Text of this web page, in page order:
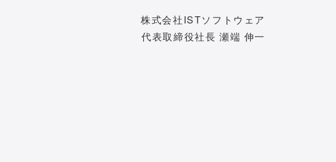
株式会社ISTソフトウェア
代表取締役社長 瀬端 伸一